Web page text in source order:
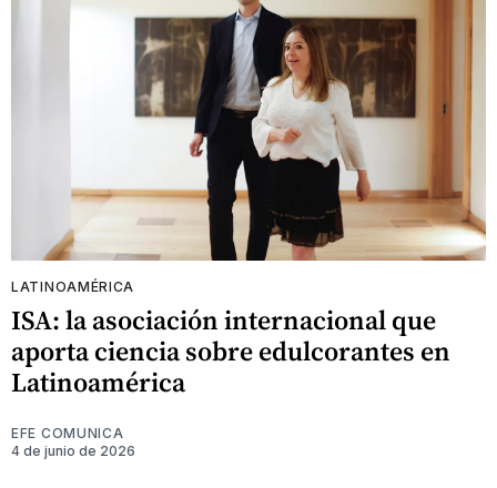
LATINOAMÉRICA
ISA: la asociación internacional que
aporta ciencia sobre edulcorantes en
Latinoamérica
EFE COMUNICA
4 de junio de 2026